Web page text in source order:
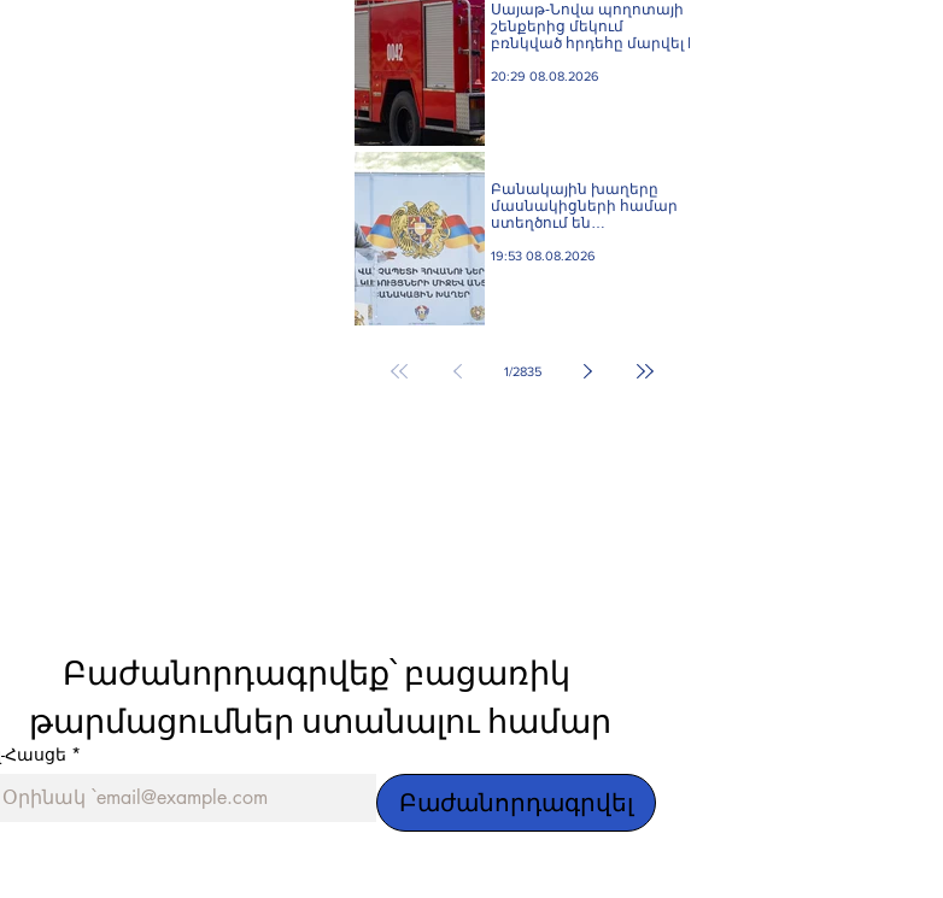
Սայաթ-Նովա պողոտայի
շենքերից մեկում
բռնկված հրդեհը մարվել է
20:29 08.08.2026
Բանակային խաղերը
մասնակիցների համար
ստեղծում են
հարթակներ և
19:53 08.08.2026
1/2835
Բաժանորդագրվեք՝ բացառիկ
թարմացումներ ստանալու համար
Հասցե *
Բաժանորդագրվել